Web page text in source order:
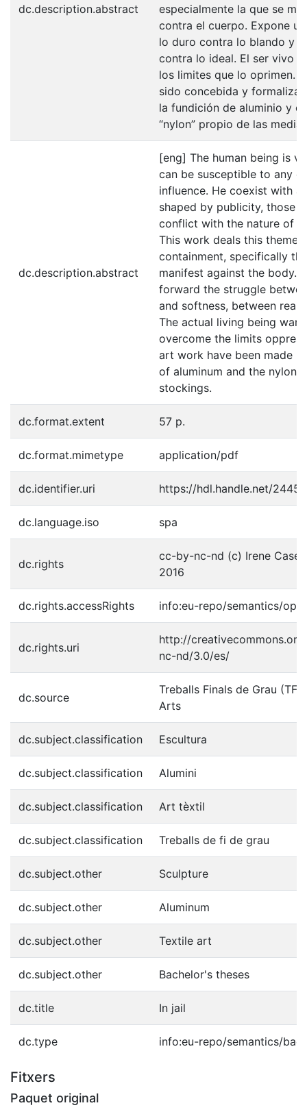
dc.description.abstract
especialmente la que se
contra el cuerpo. Expone
lo duro contra lo blando y
contra lo ideal. El ser vivo
los limites que lo oprimen.
sido concebida y
la fundición de aluminio y
“nylon” propio de las
dc.description.abstract
[eng] The human being is
can be susceptible to any
influence. He coexist with
shaped by publicity, those
conflict with the nature of
This work deals this theme,
containment, specifically
manifest against the body.
forward the struggle
and softness, between
The actual living being
overcome the limits
art work have been made
of aluminum and the nylon
stockings.
dc.format.extent 57 p.
dc.format.mimetype application/pdf
dc.identifier.uri https://hdl.handle.net/2445/
dc.language.iso spa
dc.rights
cc-by-nc-nd (c) Irene
2016
dc.rights.accessRights info:eu-repo/semantics/
dc.rights.uri
http://
nc-nd/3.0/es/
dc.source
Treballs Finals de Grau
Arts
dc.subject.classification Escultura
dc.subject.classification Alumini
dc.subject.classification Art tèxtil
dc.subject.classification Treballs de fi de grau
dc.subject.other Sculpture
dc.subject.other Aluminum
dc.subject.other Textile art
dc.subject.other Bachelor's theses
dc.title In jail
dc.type info:eu-repo/semantics/
Fitxers
Paquet original